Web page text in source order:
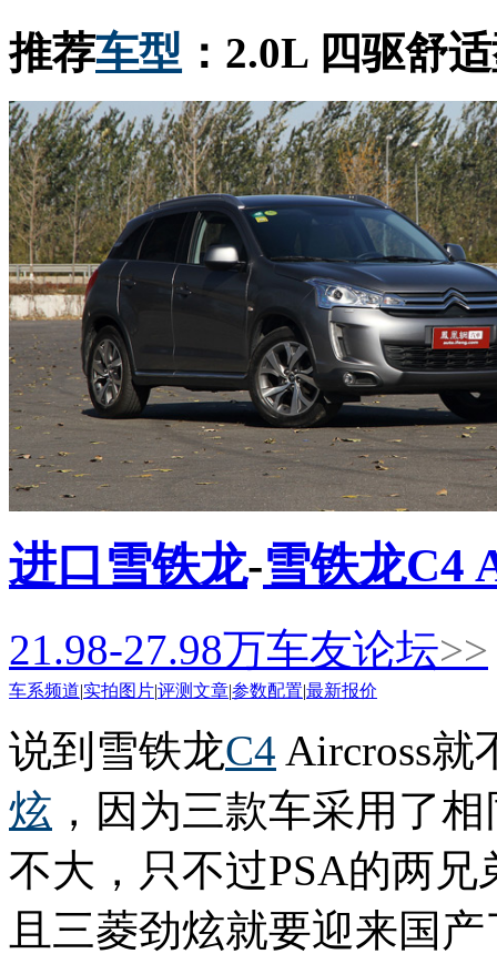
推荐车型 ：2.0L 四驱舒
进口雪铁龙-雪铁龙C4
21.98-27.98万车友论坛>>
车系频道|实拍图片|评测文章|参数配置|最新报价
说到雪铁龙C4 Aircross就
炫 ，因为三款车采用了
不大，只不过PSA的两
且三菱劲炫就要迎来国